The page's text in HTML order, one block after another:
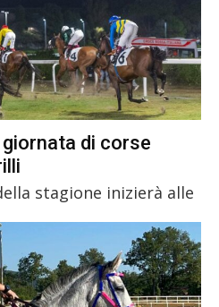
di corse
stagione inizierà alle